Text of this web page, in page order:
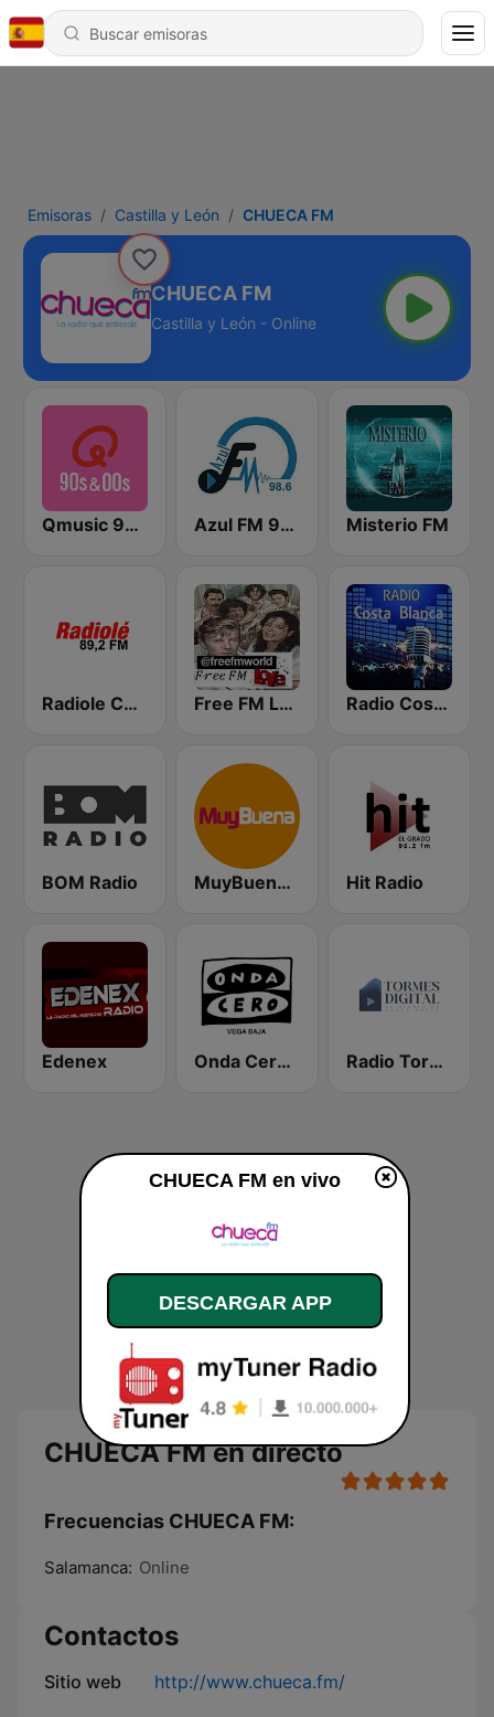
Emisoras Castilla y León CHUECA FM
CHUECA FM
Castilla y León - Online
Qmusic 90's & 00's Azul FM 98.6 Región de Murcia Misterio FM
Radiole Costa de la Luz Free FM Love Radio Costa Blanca
BOM Radio MuyBuena - Alicante Hit Radio
Edenex Onda Cero Vega Baja Radio Tormes FM
CHUECA FM en directo
Frecuencias CHUECA FM:
Salamanca: Online
Contactos
Sitio web http://www.chueca.fm/
CHUECA FM en vivo
DESCARGAR APP